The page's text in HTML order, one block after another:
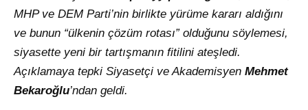
MHP ve DEM Parti’nin birlikte yürüme kararı aldığını
ve bunun “ülkenin çözüm rotası” olduğunu söylemesi,
siyasette yeni bir tartışmanın fitilini ateşledi.
Açıklamaya tepki Siyasetçi ve Akademisyen Mehmet
Bekaroğlu’ndan geldi.